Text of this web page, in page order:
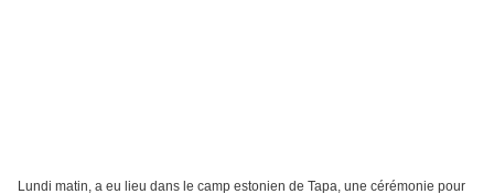
Lundi matin, a eu lieu dans le camp estonien de Tapa, une cérémonie pour